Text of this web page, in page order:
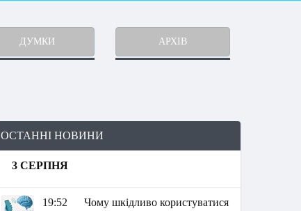
ДУМКИ АРХІВ
ОСТАННІ НОВИНИ
3 СЕРПНЯ
19:52
Чому шкідливо користуватися